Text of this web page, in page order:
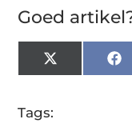
Goed
X
(Twitter)
Tags: